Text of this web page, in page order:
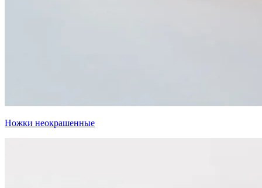
Ножки неокрашенные